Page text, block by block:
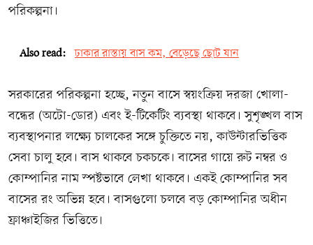
পরিকল্পনা।
Also read: ঢাকার রাস্তায় বাস কম, বেড়েছে ছোট যান
সরকারের পরিকল্পনা হচ্ছে, নতুন বাসে স্বয়ংক্রিয় দরজা খোলা-
বন্ধের (অটো-ডোর) এবং ই-টিকেটিং ব্যবস্থা থাকবে। সুশৃঙ্খল বাস
ব্যবস্থাপনার লক্ষ্যে চালকের সঙ্গে চুক্তিতে নয়, কাউন্টারভিত্তিক
সেবা চালু হবে। বাস থাকবে চকচকে। বাসের গায়ে রুট নম্বর ও
কোম্পানির নাম স্পষ্টভাবে লেখা থাকবে। একই কোম্পানির সব
বাসের রং অভিন্ন হবে। বাসগুলো চলবে বড় কোম্পানির অধীন
ফ্রাঞ্চাইজির ভিত্তিতে।